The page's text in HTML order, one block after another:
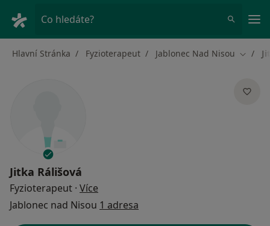
Co hledáte?
Hlavní Stránka Fyzioterapeut Jablonec Nad Nisou Změna
Jitka Rálišová
Fyzioterapeut · Více
Jablonec nad Nisou 1 adresa